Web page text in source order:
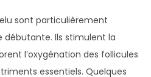
sont particulièrement
Ils stimulent la
l’oxygénation des follicules
essentiels. Quelques